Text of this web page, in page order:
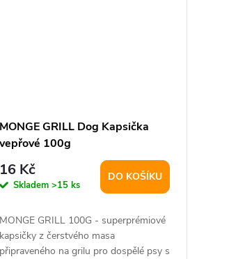
MONGE GRILL Dog Kapsička
vepřové 100g
16 Kč
Skladem >15 ks
DO KOŠÍKU
MONGE GRILL 100G - superprémiové
kapsičky z čerstvého masa
připraveného na grilu pro dospělé psy s